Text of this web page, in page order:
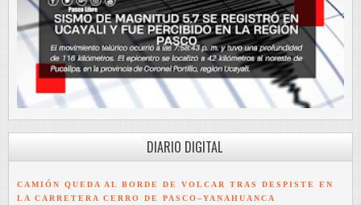
DIARIO DIGITAL
CAMIÓN QUEDA AL BORDE DE VOLCAR TRAS DESPISTE EN
LA CARRETERA CERRO DE PASCO–YANAHUANCA